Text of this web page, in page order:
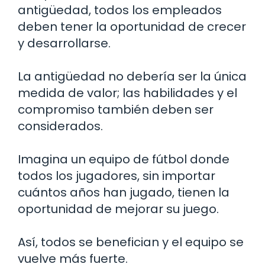
antigüedad, todos los empleados
deben tener la oportunidad de crecer
y desarrollarse.
La antigüedad no debería ser la única
medida de valor; las habilidades y el
compromiso también deben ser
considerados.
Imagina un equipo de fútbol donde
todos los jugadores, sin importar
cuántos años han jugado, tienen la
oportunidad de mejorar su juego.
Así, todos se benefician y el equipo se
vuelve más fuerte.